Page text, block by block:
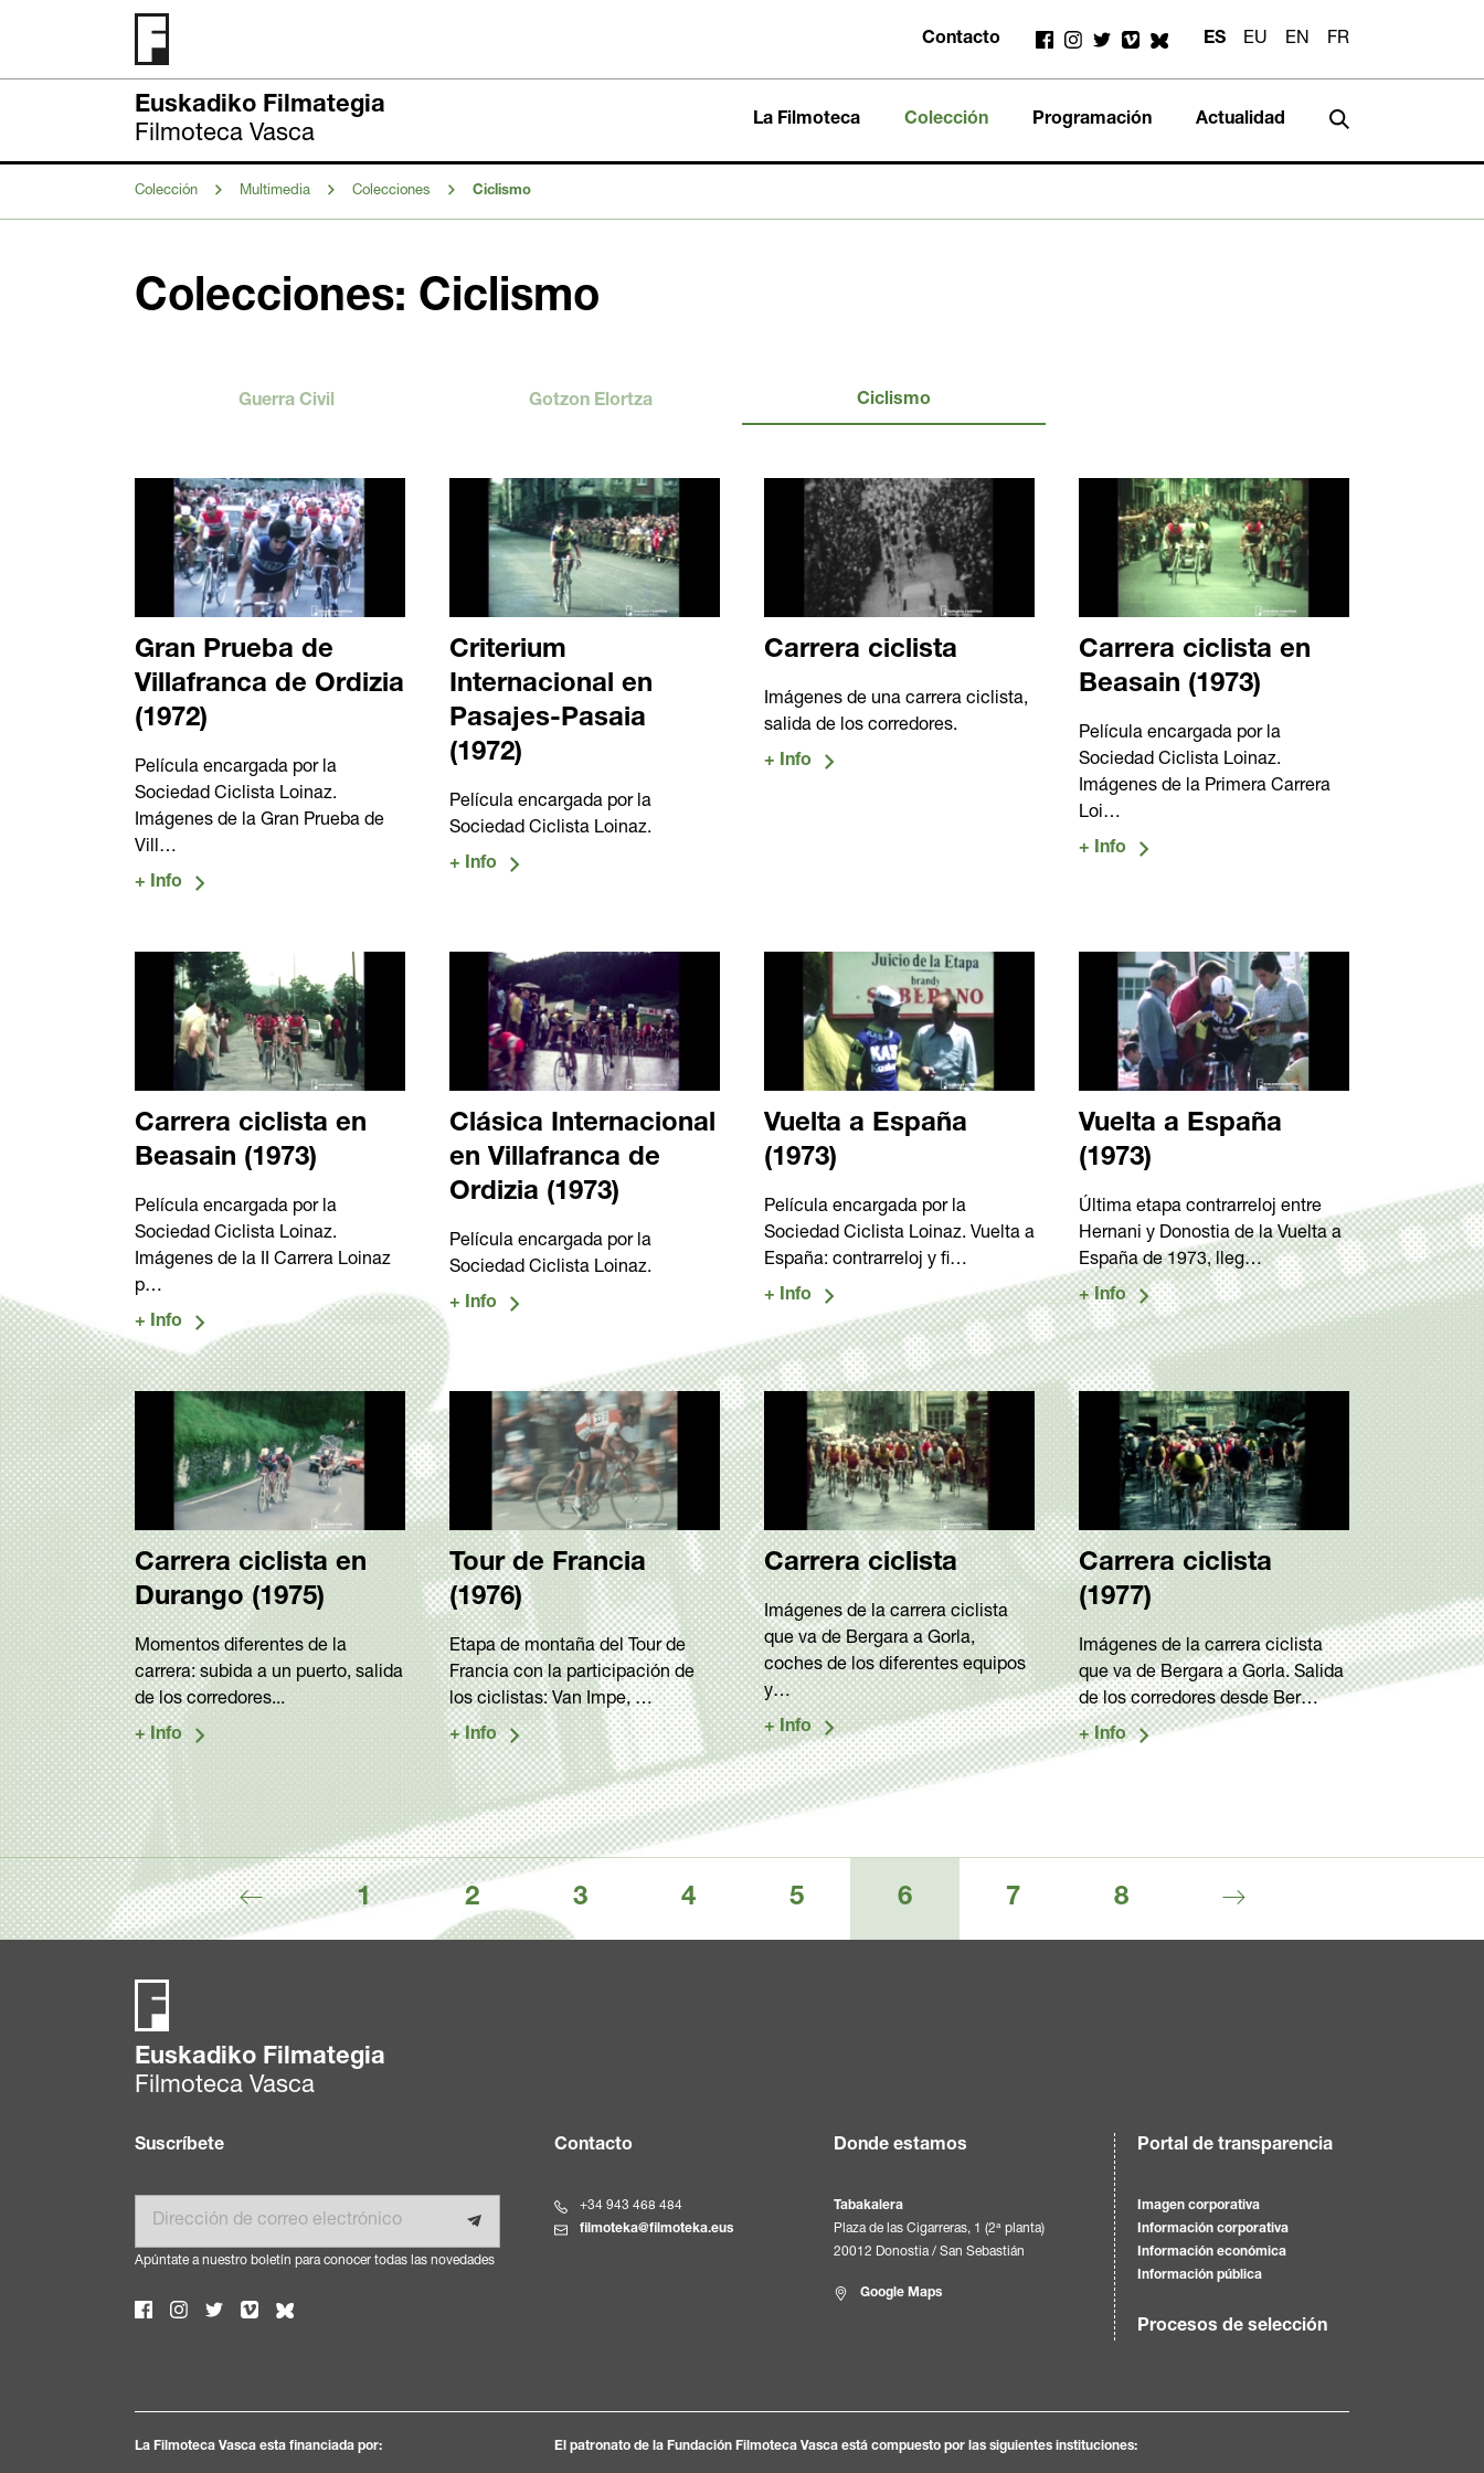
Contacto ES EU EN FR
Euskadiko Filmategia
Filmoteca Vasca
La Filmoteca Colección Programación Actualidad
Colección Multimedia Colecciones Ciclismo
Colecciones: Ciclismo
Guerra Civil Gotzon Elortza Ciclismo
Gran Prueba de
Villafranca de Ordizia
(1972)
Película encargada por la
Sociedad Ciclista Loinaz.
Imágenes de la Gran Prueba de
Vill…
Criterium
Internacional en
Pasajes-Pasaia
(1972)
Película encargada por la
Sociedad Ciclista Loinaz.
Carrera ciclista
Imágenes de una carrera ciclista,
salida de los corredores.
Carrera ciclista en
Beasain (1973)
Película encargada por la
Sociedad Ciclista Loinaz.
Imágenes de la Primera Carrera
Loi…
Carrera ciclista en
Beasain (1973)
Película encargada por la
Sociedad Ciclista Loinaz.
Imágenes de la II Carrera Loinaz
p…
Clásica Internacional
en Villafranca de
Ordizia (1973)
Película encargada por la
Sociedad Ciclista Loinaz.
Vuelta a España
(1973)
Película encargada por la
Sociedad Ciclista Loinaz. Vuelta a
España: contrarreloj y fi…
Vuelta a España
(1973)
Última etapa contrarreloj entre
Hernani y Donostia de la Vuelta a
España de 1973, lleg…
Carrera ciclista en
Durango (1975)
Momentos diferentes de la
carrera: subida a un puerto, salida
de los corredores...
Tour de Francia
(1976)
Etapa de montaña del Tour de
Francia con la participación de
los ciclistas: Van Impe, …
Carrera ciclista
Imágenes de la carrera ciclista
que va de Bergara a Gorla,
coches de los diferentes equipos
y…
Carrera ciclista
(1977)
Imágenes de la carrera ciclista
que va de Bergara a Gorla. Salida
de los corredores desde Ber…
1 2 3 4 5 6 7 8
Euskadiko Filmategia
Filmoteca Vasca
Suscríbete
Apúntate a nuestro boletín para conocer todas las novedades
Contacto
+34 943 468 484
filmoteka@filmoteka.eus
Donde estamos
Tabakalera
Plaza de las Cigarreras, 1 (2ª planta)
20012 Donostia / San Sebastián
Google Maps
Portal de transparencia
Imagen corporativa
Información corporativa
Información económica
Información pública
Procesos de selección
La Filmoteca Vasca esta financiada por: El patronato de la Fundación Filmoteca Vasca está compuesto por las siguientes instituciones: